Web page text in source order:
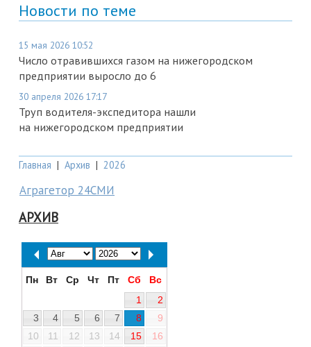
Новости по теме
15 мая 2026 10:52
Число отравившихся газом на нижегородском
предприятии выросло до 6
30 апреля 2026 17:17
Труп водителя-экспедитора нашли
на нижегородском предприятии
Главная | Архив | 2026
Аграгетор 24СМИ
АРХИВ
Пн Вт Ср Чт Пт Сб
Вс
1
2
3
4 5 6 7 8
9
10
11 12 13 14 15
16